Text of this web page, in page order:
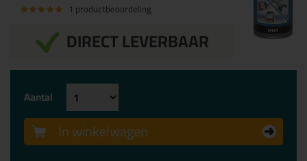
1 productbeoordeling
DIRECT LEVERBAAR
Aantal
In winkelwagen